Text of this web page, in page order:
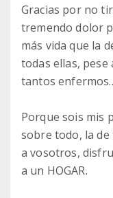
Gracias por no
tremendo dolor
más vida que la
todas ellas,
tantos
Porque sois mis
sobre todo, la
a vosotros,
a un HOGAR.